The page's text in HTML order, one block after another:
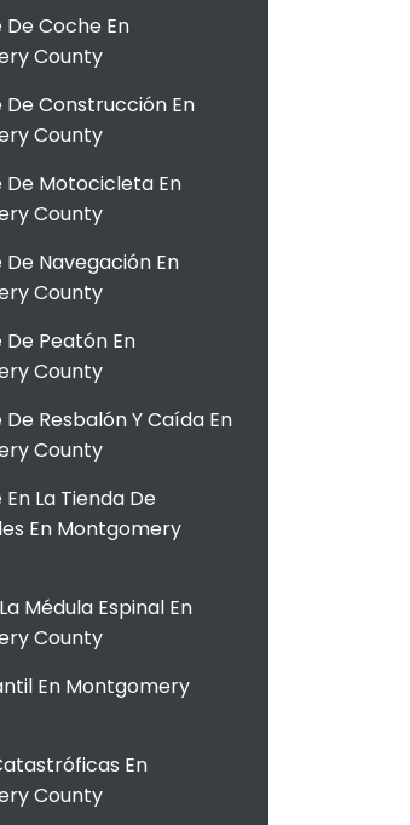
Coche En
County
Construcción En
County
Motocicleta En
County
Navegación En
County
Peatón En
County
Resbalón Y Caída En
County
La Tienda De
En Montgomery
Médula Espinal En
County
En Montgomery
En
County